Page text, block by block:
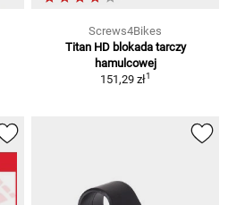
Screws4Bikes
Titan HD blokada tarczy
hamulcowej
151,29 zł1